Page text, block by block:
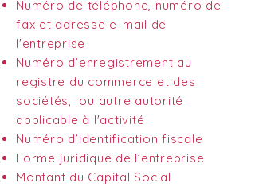
Numéro de téléphone, numéro de
fax et adresse e-mail de
l'entreprise
Numéro d’enregistrement au
registre du commerce et des
sociétés, ou autre autorité
applicable à l'activité
Numéro d’identification fiscale
Forme juridique de l’entreprise
Montant du Capital Social